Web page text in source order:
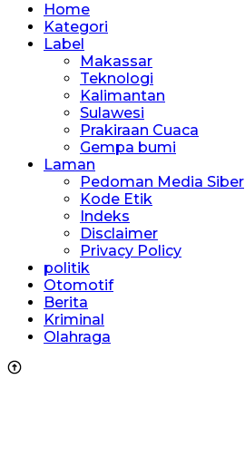
Home
Kategori
Label
Makassar
Teknologi
Kalimantan
Sulawesi
Prakiraan Cuaca
Gempa bumi
Laman
Pedoman Media Siber
Kode Etik
Indeks
Disclaimer
Privacy Policy
politik
Otomotif
Berita
Kriminal
Olahraga